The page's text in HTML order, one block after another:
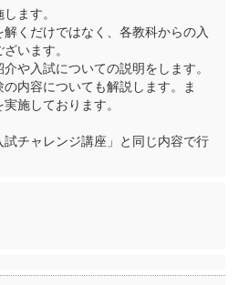
ます。
くだけではなく、各教科からの入
います。
や入試についての説明をします。
内容についても解説します。ま
施しております。
チャレンジ講座」と同じ内容で行